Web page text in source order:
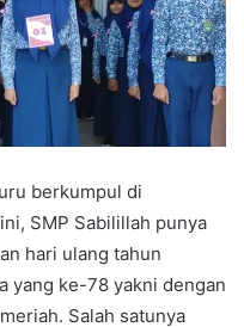
berkumpul di
SMP Sabilillah punya
hari ulang tahun
yang ke-78 yakni dengan
Salah satunya